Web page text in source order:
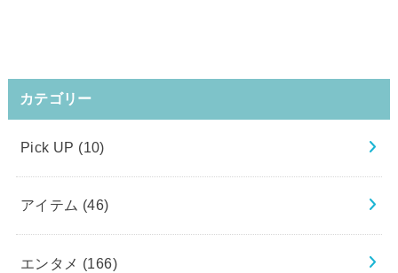
カテゴリー
Pick UP (10)
アイテム (46)
エンタメ (166)